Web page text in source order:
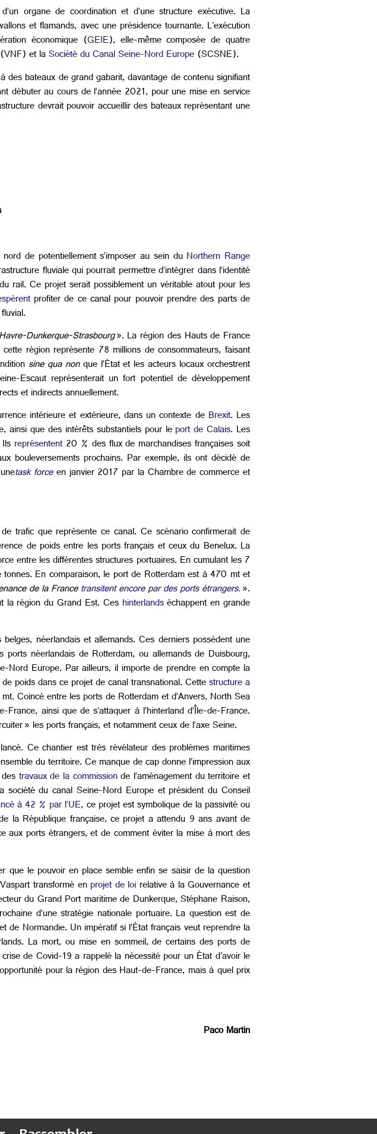
organe de coordination et d’une structure exécutive. La
et flamands, avec une présidence tournante. L'exécution
économique (GEIE), elle-même composée de quatre
(VNF) et laSociété du Canal Seine-Nord Europe(SCSNE).
des bateaux de grand gabarit, davantage de contenu signifiant
débuter au cours de l’année 2021, pour une mise en service
devrait pouvoir accueillir des bateaux représentant une
de potentiellement s’imposer au sein duNorthern Range
fluviale qui pourrait permettre d’intégrer dans l’identité
rail. Ce projet serait possiblement un véritable atout pour les
profiter de ce canal pour pouvoir prendre des parts de
Dunkerque-Strasbourg». La région des Hauts de France
région représente 78 millions de consommateurs, faisant
sine qua nonque l’État et les acteurs locaux orchestrent
Escaut représenterait un fort potentiel de développement
et indirects annuellement.
intérieure et extérieure, dans un contexte de Brexit. Les
ainsi que des intérêts substantiels pour leport de Calais. Les
représentent 20 % des flux de marchandises françaises soit
bouleversements prochains. Par exemple, ils ont décidé de
task forceen janvier 2017 par la Chambre de commerce et
trafic que représente ce canal. Ce scénario confirmerait de
de poids entre les ports français et ceux du Benelux. La
entre les différentes structures portuaires. En cumulant les 7
En comparaison, le port de Rotterdam est à 470 mt et
de la Francetransitent encore par des ports étrangers.».
la région du Grand Est. Ceshinterlandséchappent en grande
néerlandais et allemands. Ces derniers possèdent une
ports néerlandais de Rotterdam, ou allemands de Duisbourg,
Nord Europe. Par ailleurs, il importe de prendre en compte la
poids dans ce projet de canal transnational. Cettestructure a
Coincé entre les ports de Rotterdam et d’Anvers, North Sea
ainsi que de s’attaquer à l’hinterland d’Île-de-France.
» les ports français, et notamment ceux de l’axe Seine.
Ce chantier est très révélateur des problèmes maritimes
du territoire. Ce manque de cap donne l’impression aux
travaux de la commissionde l’aménagement du territoire et
du canal Seine-Nord Europe et président du Conseil
à 42 % par l’UE, ce projet est symbolique de la passivité ou
la République française, ce projet a attendu 9 ans avant de
aux ports étrangers, et de comment éviter la mise à mort des
le pouvoir en place semble enfin se saisir de la question
transformé enprojet de loi relative à la Gouvernance et
du Grand Port maritime de Dunkerque, Stéphane Raison,
d’une stratégie nationale portuaire. La question est de
Normandie. Un impératif si l’État français veut reprendre la
La mort, ou mise en sommeil, de certains des ports de
de Covid-19 a rappelé la nécessité pour un État d'avoir le
pour la région des Haut-de-France, mais à quel prix
Paco Martin